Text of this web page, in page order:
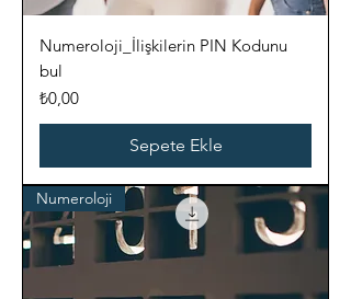
Numeroloji_İlişkilerin PIN Kodunu
bul
Fiyat
₺0,00
Sepete Ekle
Numeroloji